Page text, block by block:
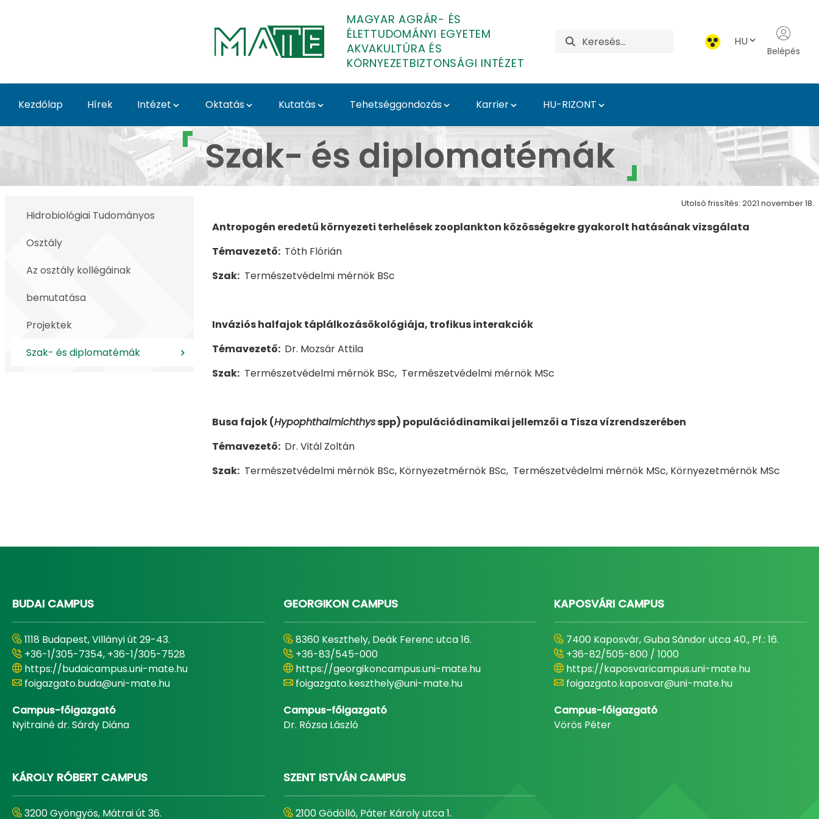
MAGYAR AGRÁR- ÉS
ÉLETTUDOMÁNYI EGYETEM
AKVAKULTÚRA ÉS
KÖRNYEZETBIZTONSÁGI INTÉZET
HU
Belépés
Kezdőlap Hírek Intézet Oktatás Kutatás Tehetséggondozás Karrier HU-RIZONT
Szak- és diplomatémák - Akvakultúra és Környezetbiztonsági
Szak- és diplomatémák
Hidrobiológiai Tudományos
Osztály
Az osztály kollégáinak
bemutatása
Projektek
Szak- és diplomatémák
Utolsó frissítés: 2021 november 18.
Antropogén eredetű környezeti terhelések zooplankton közösségekre gyakorolt hatásának vizsgálata
Témavezető: Tóth Flórián
Szak: Természetvédelmi mérnök BSc
Inváziós halfajok táplálkozásökológiája, trofikus interakciók
Témavezető: Dr. Mozsár Attila
Szak: Természetvédelmi mérnök BSc, Természetvédelmi mérnök MSc
Busa fajok (Hypophthalmichthysspp) populációdinamikai jellemzői a Tisza vízrendszerében
Témavezető: Dr. Vitál Zoltán
Szak: Természetvédelmi mérnök BSc, Környezetmérnök BSc, Természetvédelmi mérnök MSc, Környezetmérnök MSc
BUDAI CAMPUS
1118 Budapest, Villányi út 29-43.
+36-1/305-7354, +36-1/305-7528
https://budaicampus.uni-mate.hu
foigazgato.buda@uni-mate.hu
Campus-főigazgató
Nyitrainé dr. Sárdy Diána
GEORGIKON CAMPUS
8360 Keszthely, Deák Ferenc utca 16.
+36-83/545-000
https://georgikoncampus.uni-mate.hu
foigazgato.keszthely@uni-mate.hu
Campus-főigazgató
Dr. Rózsa László
KAPOSVÁRI CAMPUS
7400 Kaposvár, Guba Sándor utca 40., Pf.: 16.
+36-82/505-800 / 1000
https://kaposvaricampus.uni-mate.hu
foigazgato.kaposvar@uni-mate.hu
Campus-főigazgató
Vörös Péter
KÁROLY RÓBERT CAMPUS
3200 Gyöngyös, Mátrai út 36.
SZENT ISTVÁN CAMPUS
2100 Gödöllő, Páter Károly utca 1.